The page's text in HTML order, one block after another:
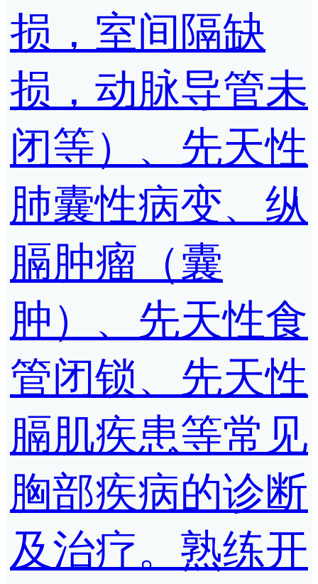
损，室间隔缺
损，动脉导管未
闭等）、先天性
肺囊性病变、纵
膈肿瘤（囊
肿）、先天性食
管闭锁、先天性
膈肌疾患等常见
胸部疾病的诊断
及治疗。熟练开